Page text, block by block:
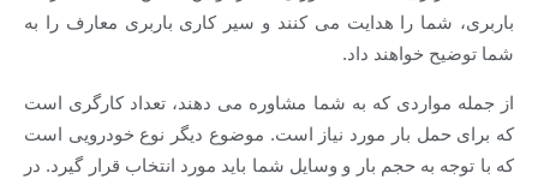
را هدایت می کنند و سیر کاری باربری معارف را به
خواهند داد.
که به شما مشاوره می دهند، تعداد کارگری است
بار مورد نیاز است. موضوع دیگر نوع خودرویی است
به حجم بار و وسایل شما باید مورد انتخاب قرار گیرد. در